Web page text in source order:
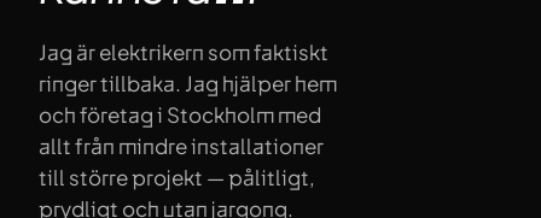
Jag är elektrikern som faktiskt
ringer tillbaka. Jag hjälper hem
och företag i Stockholm med
allt från mindre installationer
till större projekt — pålitligt,
prydligt och utan jargong.